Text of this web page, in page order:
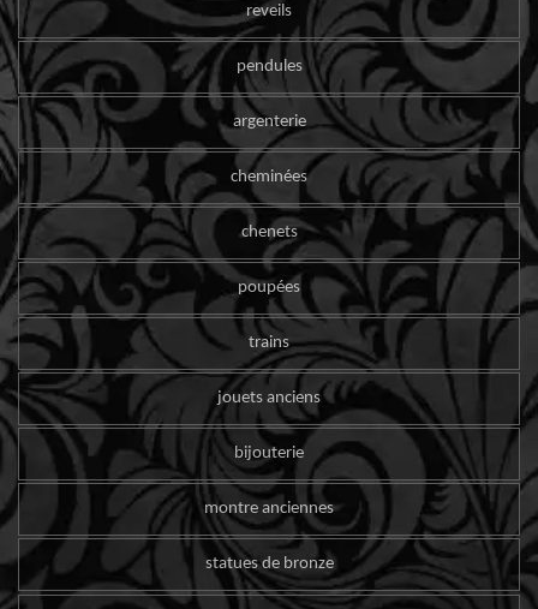
reveils
pendules
argenterie
cheminées
chenets
poupées
trains
jouets anciens
bijouterie
montre anciennes
statues de bronze